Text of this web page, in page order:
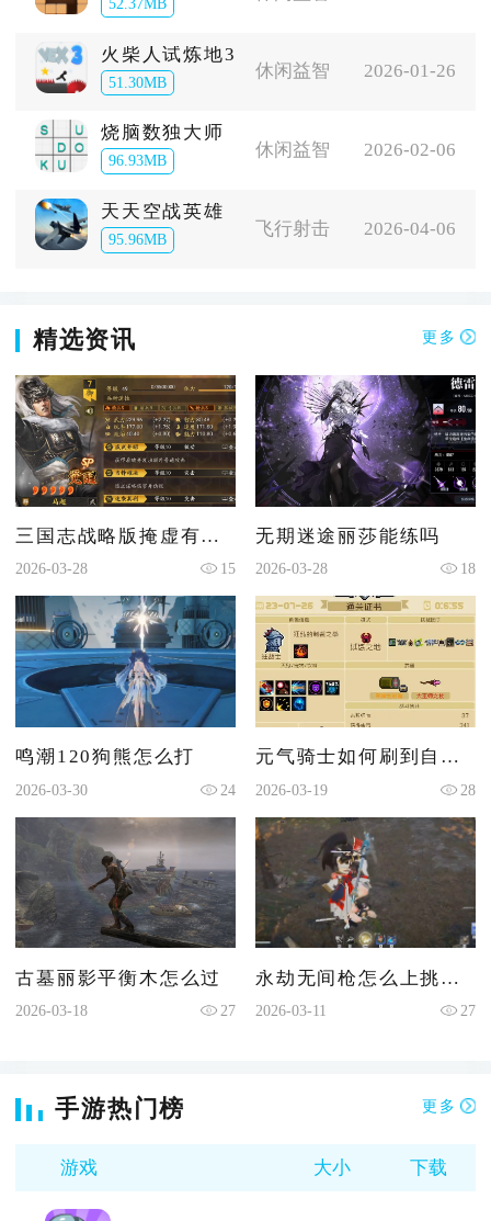
火柴人试炼地3
51.30MB
休闲益智 2026-01-26
烧脑数独大师
96.93MB
休闲益智 2026-02-06
天天空战英雄
95.96MB
飞行射击 2026-04-06
精选资讯 更多
三国志战略版掩虚有什么用
2026-03-28 15
无期迷途丽莎能练吗
2026-03-28 18
鸣潮120狗熊怎么打
2026-03-30 24
元气骑士如何刷到自己想要的因子
2026-03-19 28
古墓丽影平衡木怎么过
2026-03-18 27
永劫无间枪怎么上挑两次
2026-03-11 27
手游热门榜 更多
游戏 大小 下载